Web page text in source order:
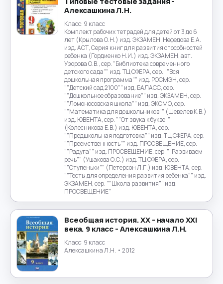
Алексашкина Л.Н.
Класс: 9 класс
Комплект рабочих тетрадей для детей от 3 до 6
лет (Крылова О.Н.) изд. ЭКЗАМЕН, Нефедова Е.А.
изд. АСТ, Серия книг для развития способностей
ребенка (Гордиенко Н.И.) изд. ЭКЗАМЕН, авт.
Узорова О.В., сер. "Библиотека современного
детского сада"" изд. ТЦ СФЕРА, сер. ""Вся
дошкольная программа"" изд. РОСМЭН, сер.
""Детский сад 2100"" изд. БАЛАСС, сер.
""Дошкольное образование"" изд. ЭКЗАМЕН, сер.
""Ломоносовская школа"" изд. ЭКСМО, сер.
""Математика для дошкольников"" (Шевелев К.В.)
изд. ЮВЕНТА, сер. ""От звука к букве""
(Колесникова Е.В.) изд. ЮВЕНТА, сер.
""Предшкольная подготовка"" изд. ТЦ СФЕРА, сер.
""Преемственность"" изд. ПРОСВЕЩЕНИЕ, сер.
""Радуга"" изд. ПРОСВЕЩЕНИЕ, сер. ""Развиваем
речь"" (Ушакова О.С.) изд. ТЦ СФЕРА, сер.
""Ступеньки"" (Петерсон Л.Г.) изд. ЮВЕНТА, сер.
""Тесты для определения развития ребенка"" изд.
ЭКЗАМЕН, сер. ""Школа развития"" изд.
ПРОСВЕЩЕНИЕ"
Всеобщая история. XX - начало XXI
века. 9 класс - Алексашкина Л.Н.
Класс: 9 класс
Алексашкина Л.Н. • 2012